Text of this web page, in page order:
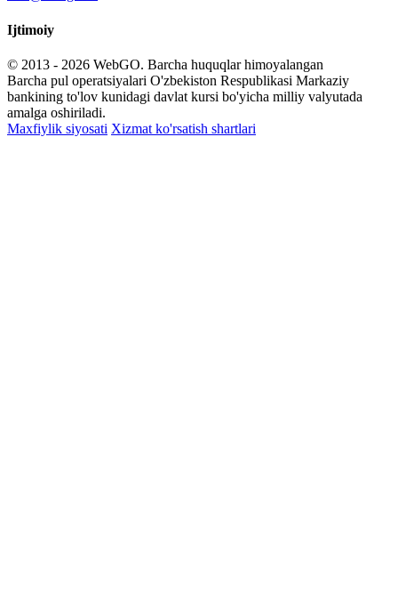
Ijtimoiy
© 2013 - 2026 WebGO. Barcha huquqlar himoyalangan
Barcha pul operatsiyalari O'zbekiston Respublikasi Markaziy
bankining to'lov kunidagi davlat kursi bo'yicha milliy valyutada
amalga oshiriladi.
Maxfiylik siyosati Xizmat ko'rsatish shartlari